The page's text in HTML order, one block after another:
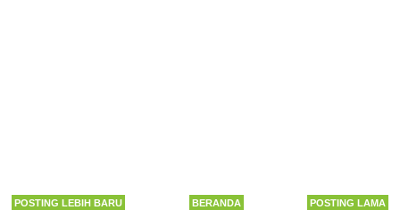
POSTING LEBIH BARU POSTING LAMA
BERANDA